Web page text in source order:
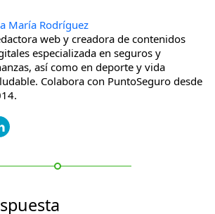
María Rodríguez
web y creadora de contenidos
especializada en seguros y
así como en deporte y vida
Colabora con PuntoSeguro desde